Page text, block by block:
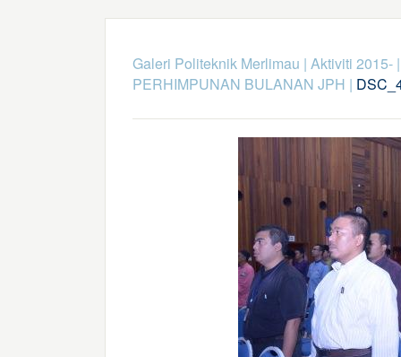
Galeri Politeknik Merlimau | Aktiviti 2015-
PERHIMPUNAN BULANAN JPH |